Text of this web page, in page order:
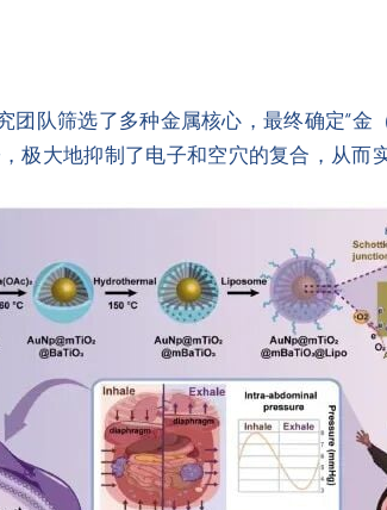
队筛选了多种金属核心，最终确定“金
大地抑制了电子和空穴的复合，从而